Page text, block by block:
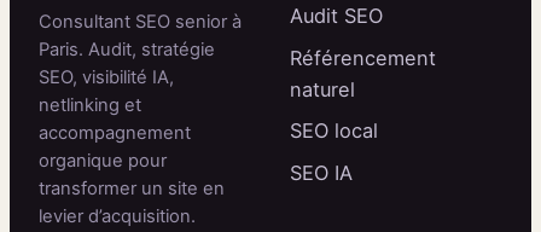
Consultant SEO senior à
Paris. Audit, stratégie
SEO, visibilité IA,
netlinking et
accompagnement
organique pour
transformer un site en
levier d’acquisition.
Audit SEO
Référencement
naturel
SEO local
SEO IA